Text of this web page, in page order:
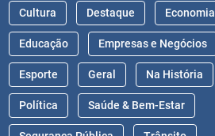
Cultura Destaque Economia
Educação Empresas e Negócios
Esporte Geral Na História
Política Saúde & Bem-Estar